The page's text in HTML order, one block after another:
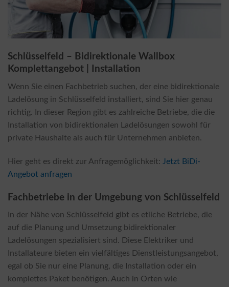
Schlüsselfeld – Bidirektionale Wallbox
Komplettangebot | Installation
Wenn Sie einen Fachbetrieb suchen, der eine bidirektionale
Ladelösung in Schlüsselfeld installiert, sind Sie hier genau
richtig. In dieser Region gibt es zahlreiche Betriebe, die die
Installation von bidirektionalen Ladelösungen sowohl für
private Haushalte als auch für Unternehmen anbieten.
Hier geht es direkt zur Anfragemöglichkeit: Jetzt BiDi-
Angebot anfragen
Fachbetriebe in der Umgebung von Schlüsselfeld
In der Nähe von Schlüsselfeld gibt es etliche Betriebe, die
auf die Planung und Umsetzung bidirektionaler
Ladelösungen spezialisiert sind. Diese Elektriker und
Installateure bieten ein vielfältiges Dienstleistungsangebot,
egal ob Sie nur eine Planung, die Installation oder ein
komplettes Paket benötigen. Auch in Orten wie